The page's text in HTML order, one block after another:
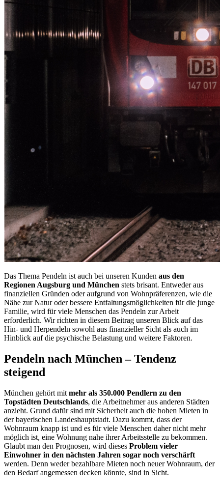
Das Thema Pendeln ist auch bei unseren Kunden aus den
Regionen Augsburg und München stets brisant. Entweder aus
finanziellen Gründen oder aufgrund von Wohnpräferenzen, wie die
Nähe zur Natur oder bessere Entfaltungsmöglichkeiten für die junge
Familie, wird für viele Menschen das Pendeln zur Arbeit
erforderlich. Wir richten in diesem Beitrag unseren Blick auf das
Hin- und Herpendeln sowohl aus finanzieller Sicht als auch im
Hinblick auf die psychische Belastung und weitere Faktoren.
Pendeln nach München – Tendenz
steigend
München gehört mit mehr als 350.000 Pendlern zu den
Topstädten Deutschlands, die Arbeitnehmer aus anderen Städten
anzieht. Grund dafür sind mit Sicherheit auch die hohen Mieten in
der bayerischen Landeshauptstadt. Dazu kommt, dass der
Wohnraum knapp ist und es für viele Menschen daher nicht mehr
möglich ist, eine Wohnung nahe ihrer Arbeitsstelle zu bekommen.
Glaubt man den Prognosen, wird dieses Problem vieler
Einwohner in den nächsten Jahren sogar noch verschärft
werden. Denn weder bezahlbare Mieten noch neuer Wohnraum, der
den Bedarf angemessen decken könnte, sind in Sicht.